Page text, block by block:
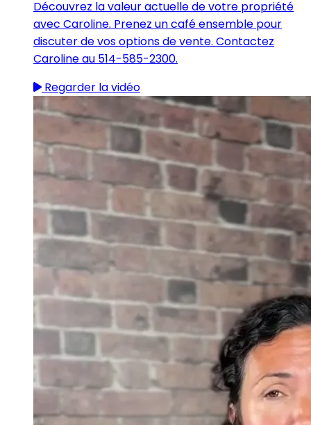
Découvrez la valeur actuelle de votre propriété
avec Caroline. Prenez un café ensemble pour
discuter de vos options de vente. Contactez
Caroline au 514-585-2300.
Regarder la vidéo